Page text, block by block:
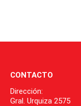
CONTACTO
Dirección:
Gral. Urquiza 2575